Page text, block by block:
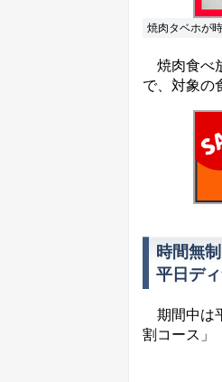
焼肉タベホが
焼肉食べ
で、対象の
時間無
平日デ
期間中は
割コース」